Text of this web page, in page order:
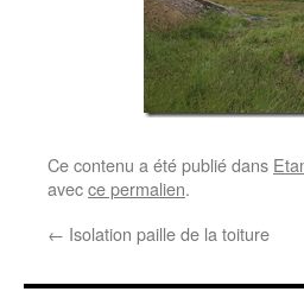
Ce contenu a été publié dans
avecce permalien.
← Isolation paille de la toiture